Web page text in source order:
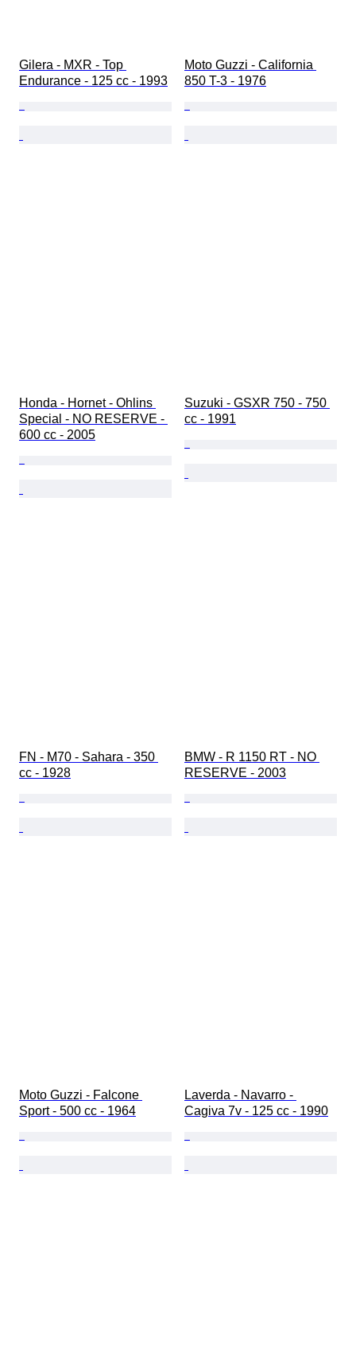
Gilera - MXR - Top
Endurance - 125 cc - 1993
Moto Guzzi - California
850 T-3 - 1976
Honda - Hornet - Ohlins
Special - NO RESERVE -
600 cc - 2005
Suzuki - GSXR 750 - 750
cc - 1991
FN - M70 - Sahara - 350
cc - 1928
BMW - R 1150 RT - NO
RESERVE - 2003
Moto Guzzi - Falcone
Sport - 500 cc - 1964
Laverda - Navarro -
Cagiva 7v - 125 cc - 1990